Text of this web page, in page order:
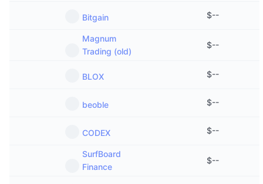
Bitgain $--
Magnum
Trading (old)
$--
BLOX $--
beoble $--
CODEX $--
SurfBoard
Finance
$--